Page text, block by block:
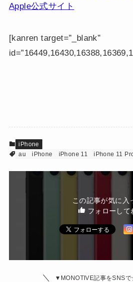
Apple公式サイト
[kanren target=”_blank”
iPhone
au
iPhone iPhone 11 iPhone 11
この記事が気に入
フォローして
▼MONOTIVE記事をSNS